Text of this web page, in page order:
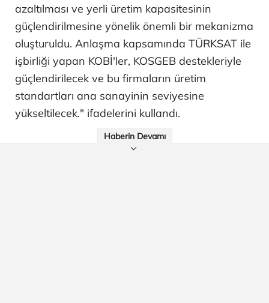
azaltılması ve yerli üretim kapasitesinin
güçlendirilmesine yönelik önemli bir mekanizma
oluşturuldu. Anlaşma kapsamında TÜRKSAT​​​​​​​ ile
işbirliği yapan KOBİ'ler, KOSGEB destekleriyle
güçlendirilecek ve bu firmaların üretim
standartları ana sanayinin seviyesine
yükseltilecek." ifadelerini kullandı.
Haberin Devamı